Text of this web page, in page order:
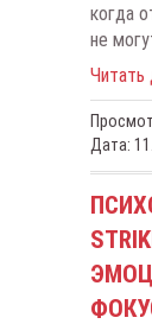
когда
не
Читать
Дата: